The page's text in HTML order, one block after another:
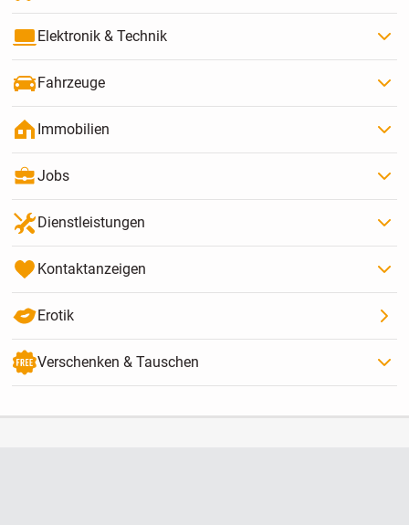
Elektronik & Technik
Fahrzeuge
Immobilien
Jobs
Dienstleistungen
Kontaktanzeigen
Erotik
Verschenken & Tauschen